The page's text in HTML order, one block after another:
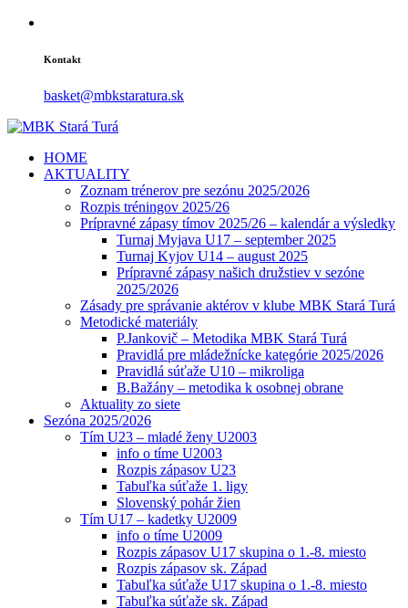
Kontakt
basket@mbkstaratura.sk
HOME
AKTUALITY
Zoznam trénerov pre sezónu 2025/2026
Rozpis tréningov 2025/26
Prípravné zápasy tímov 2025/26 – kalendár a výsledky
Turnaj Myjava U17 – september 2025
Turnaj Kyjov U14 – august 2025
Prípravné zápasy našich družstiev v sezóne
2025/2026
Zásady pre správanie aktérov v klube MBK Stará Turá
Metodické materiály
P.Jankovič – Metodika MBK Stará Turá
Pravidlá pre mládežnícke kategórie 2025/2026
Pravidlá súťaže U10 – mikroliga
B.Bažány – metodika k osobnej obrane
Aktuality zo siete
Sezóna 2025/2026
Tím U23 – mladé ženy U2003
info o tíme U2003
Rozpis zápasov U23
Tabuľka súťaže 1. ligy
Slovenský pohár žien
Tím U17 – kadetky U2009
info o tíme U2009
Rozpis zápasov U17 skupina o 1.-8. miesto
Rozpis zápasov sk. Západ
Tabuľka súťaže U17 skupina o 1.-8. miesto
Tabuľka súťaže sk. Západ